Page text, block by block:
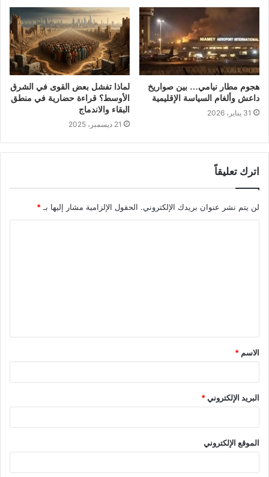
هجوم مطار نيامي… بين صواريخ
داعش وألغام السياسة الإقليمية
31 يناير، 2026
لماذا تفشل بعض القوى في الشرق
الأوسط؟ قراءة حضارية في منطق
البقاء والاندماج
21 ديسمبر، 2025
اترك تعليقاً
لن يتم نشر عنوان بريدك الإلكتروني. الحقول الإلزامية مشار إليها بـ *
ق
*
الاسم *
البريد الإلكتروني*
الموقع الإلكتروني